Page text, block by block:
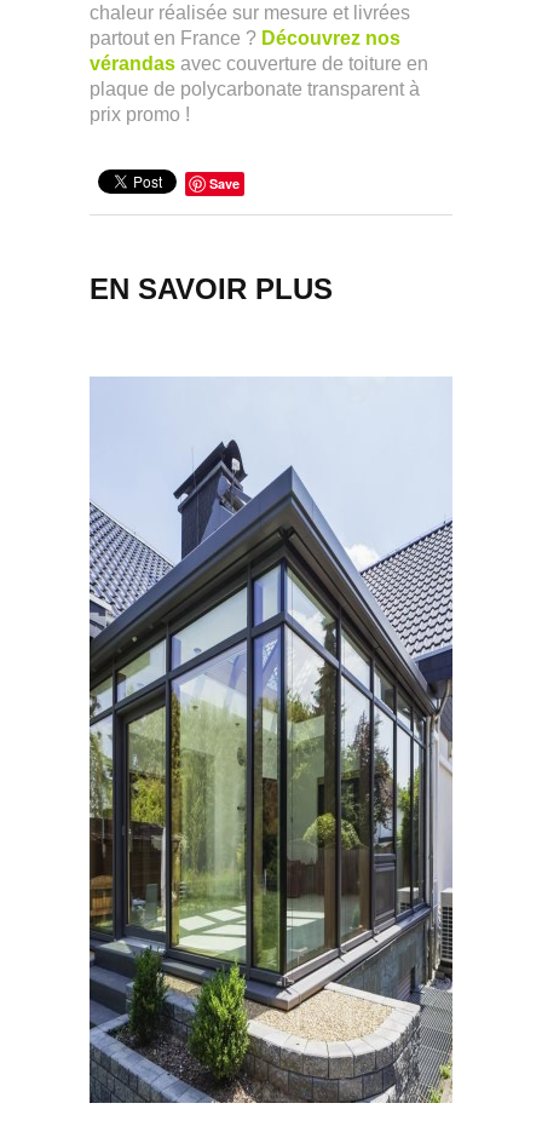
chaleur réalisée sur mesure et livrées
partout en France ? Découvrez nos
vérandas avec couverture de toiture en
plaque de polycarbonate transparent à
prix promo !
Save
EN SAVOIR PLUS